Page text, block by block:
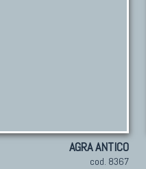
AGRA ANTICO
cod. 8367